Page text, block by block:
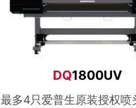
DQ1800UV
最多4只爱普生原装授权